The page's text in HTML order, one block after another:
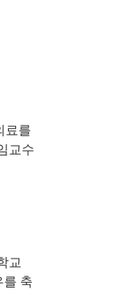
료를
교수
교
를 축